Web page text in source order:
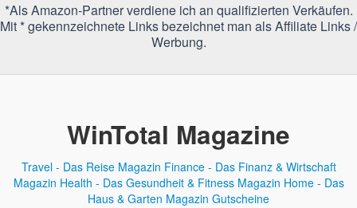
*Als Amazon-Partner verdiene ich an qualifizierten Verkäufen.
Mit * gekennzeichnete Links bezeichnet man als Affiliate Links /
Werbung.
WinTotal Magazine
Travel - Das Reise Magazin Finance - Das Finanz & Wirtschaft
Magazin Health - Das Gesundheit & Fitness Magazin Home - Das
Haus & Garten Magazin Gutscheine